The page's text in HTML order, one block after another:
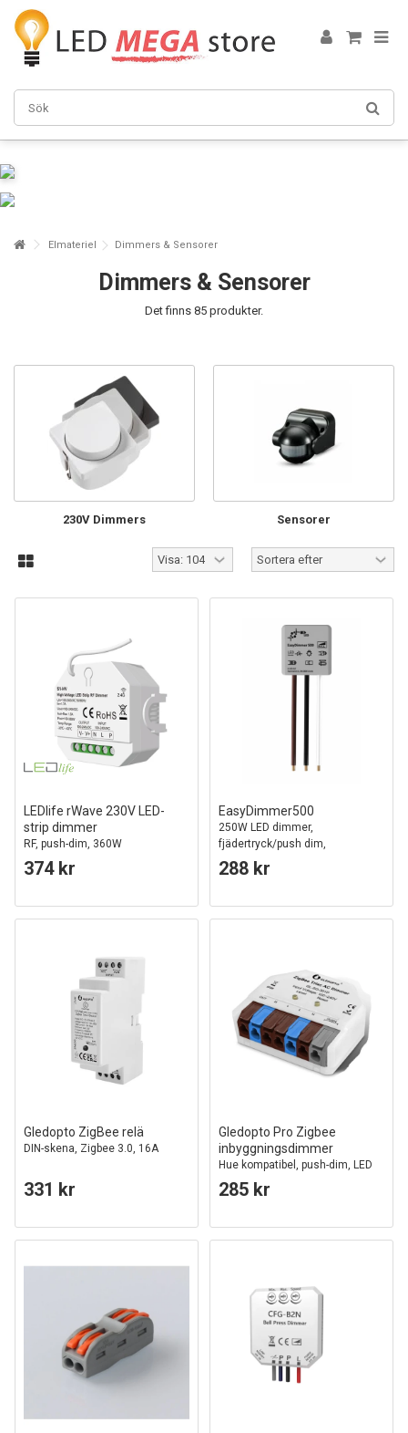
Elmateriel Dimmers & Sensorer
Dimmers & Sensorer
Det finns 85 produkter.
230V Dimmers Sensorer
LEDlife rWave 230V LED-
strip dimmer
RF, push-dim, 360W
374 kr
EasyDimmer500
250W LED dimmer,
fjädertryck/push dim,
korsomkoppling
288 kr
Gledopto ZigBee relä
DIN-skena, Zigbee 3.0, 16A
331 kr
Gledopto Pro Zigbee
inbyggningsdimmer
Hue kompatibel, push-dim, LED
dimmer, 200W, 230V
285 kr